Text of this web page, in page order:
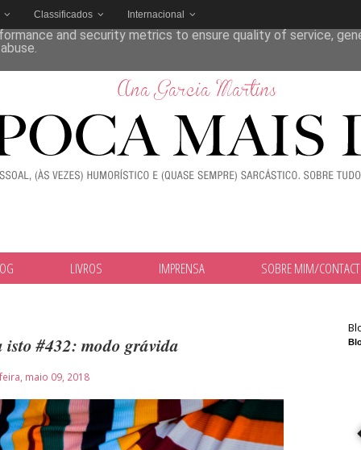
Classificados Internacional
LIVROS IMPRENSA SOBRE MIM/
isto #432: modo grávida
maio 09, 2018
its services and to analyze traffic. Your IP address and
and security metrics to ensure quality of service,